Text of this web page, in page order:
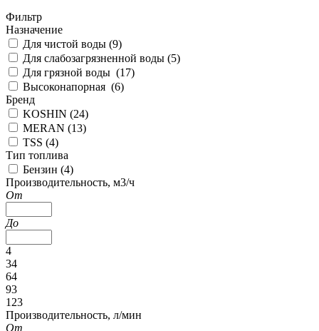
Фильтр
Назначение
Для чистой воды (9)
Для слабозагрязненной воды (5)
Для грязной воды (17)
Высоконапорная (6)
Бренд
KOSHIN (24)
MERAN (13)
TSS (4)
Тип топлива
Бензин (4)
Производительность, м3/ч
От
До
4
34
64
93
123
Производительность, л/мин
От